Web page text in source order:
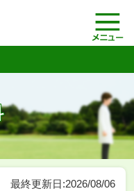
最終更新日:2026/08/06